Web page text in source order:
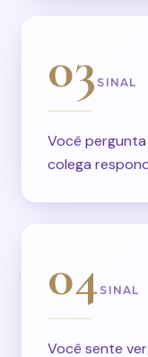
03 SINAL
Você
colega
04 SINAL
Você sente